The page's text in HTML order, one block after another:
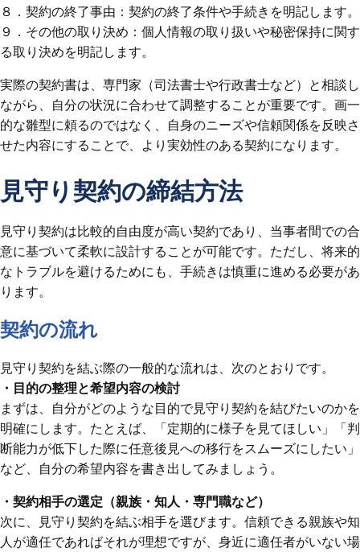
８．契約の終了事由：契約の終了条件や手続きを明記します。
９．その他の取り決め：個人情報の取り扱いや秘密保持に関す
る取り決めを明記します。
実際の契約書は、専門家（司法書士や行政書士など）と相談し
ながら、自分の状況に合わせて調整することが重要です。画一
的な雛型に頼るのではなく、自身のニーズや信頼関係を反映さ
せた内容にすることで、より実効性のある契約になります。
見守り契約の締結方法
見守り契約は比較的自由度が高い契約であり、当事者間での合
意に基づいて柔軟に設計することが可能です。ただし、将来的
なトラブルを避けるためにも、手続きは慎重に進める必要があ
ります。
契約の流れ
見守り契約を結ぶ際の一般的な流れは、次のとおりです。
・目的の整理と希望内容の検討
まずは、自分がどのような目的で見守り契約を結びたいのかを
明確にします。たとえば、「定期的に様子を見てほしい」「判
断能力が低下した際に任意後見への移行をスムーズにしたい」
など、自分の希望内容を書き出してみましょう。
・契約相手の選定（親族・知人・専門職など）
次に、見守り契約を結ぶ相手を選びます。信頼できる親族や知
人が適任であればそれが理想ですが、身近に適任者がいない場